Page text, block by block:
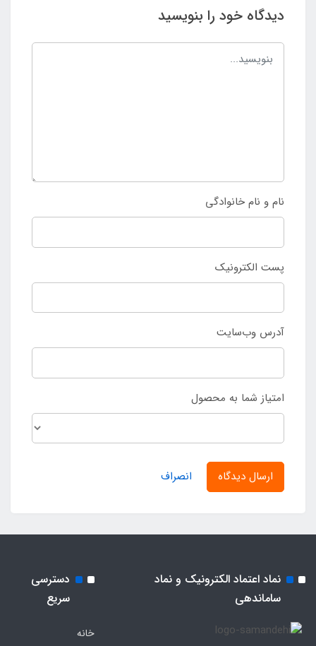
دیدگاه خود را بنویسید
نام و نام خانوادگی
پست الکترونیک
آدرس وب‌سایت
امتیاز شما به محصول
ارسال دیدگاه انصراف
نماد اعتماد الکترونیک و نماد
ساماندهی
دسترسی
سریع
خانه